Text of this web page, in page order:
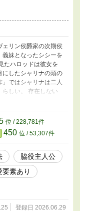
ェリン侯爵家の次期侯
妹となったシシーを
たハロッドは彼女を
にしたシャリナの頭の
ではシャリナは二人
しい。 存在しない
うハロッドがシシー
まう。それを機に完全
ハロッドに虐げられ
のはたらいている悪
の未来は要らない
れはシャリナが自身の
位 / 228,781件
450 位 / 53,307件
脇役主人公
要素あり
登録日 2026.06.29